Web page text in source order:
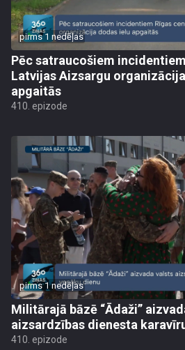
pirms 1 nedēļas
Pēc satraucošiem
Latvijas Aizsargu
apgaitās
410. epizode
pirms 1 nedēļas
Militārajā bāzē “Ādaži”
aizsardzības dienesta
410. epizode